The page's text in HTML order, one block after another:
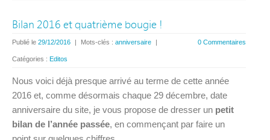
Bilan 2016 et quatrième bougie !
0 Commentaires
Publié le 29/12/2016 | Mots-clés : anniversaire |
Catégories : Editos
Nous voici déjà presque arrivé au terme de cette année
2016 et, comme désormais chaque 29 décembre, date
anniversaire du site, je vous propose de dresser un petit
bilan de l’année passée, en commençant par faire un